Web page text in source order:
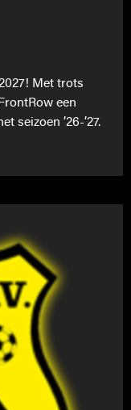
Met trots
een
seizoen ’26-’27.